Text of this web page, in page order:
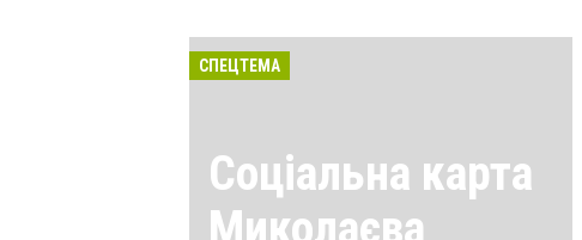
СПЕЦТЕМА
Соціальна карта
Миколаєва